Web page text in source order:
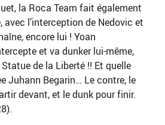
la Roca Team fait également
avec l’interception de Nedovic et
encore lui ! Yoan
et va dunker lui-même,
de la Liberté !! Et quelle
Juhann Begarin… Le contre, le
devant, et le dunk pour finir.